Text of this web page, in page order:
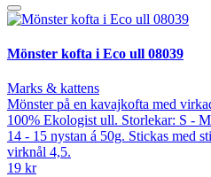
Mönster kofta i Eco ull 08039
Marks & kattens
Mönster på en kavajkofta med
100% Ekologist ull. Storlekar: S -
14 - 15 nystan á 50g. Stickas med
virknål 4,5.
19 kr